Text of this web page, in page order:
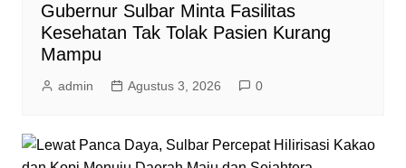
Gubernur Sulbar Minta Fasilitas
Kesehatan Tak Tolak Pasien Kurang
Mampu
admin Agustus 3, 2026 0